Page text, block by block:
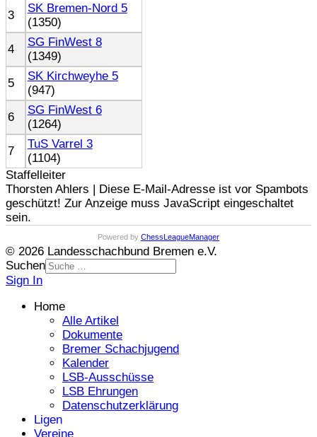
3
SK Bremen-Nord 5
(1350)
4
SG FinWest 8
(1349)
5
SK Kirchweyhe 5
(947)
6
SG FinWest 6
(1264)
7
TuS Varrel 3
(1104)
Staffelleiter
Thorsten Ahlers | Diese E-Mail-Adresse ist vor Spambots
geschützt! Zur Anzeige muss JavaScript eingeschaltet
sein.
Powered by ChessLeagueManager
© 2026 Landesschachbund Bremen e.V.
Suchen
Sign In
Home
Alle Artikel
Dokumente
Bremer Schachjugend
Kalender
LSB-Ausschüsse
LSB Ehrungen
Datenschutzerklärung
Ligen
Vereine